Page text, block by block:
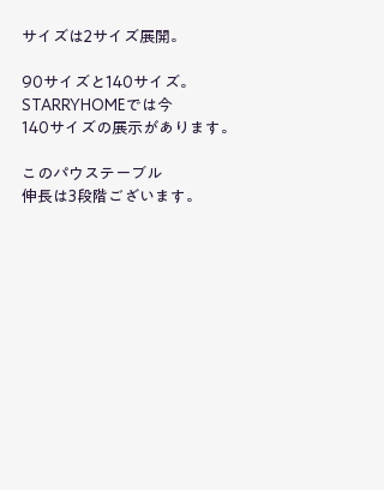
サイズは2サイズ展開。
90サイズと140サイズ。
STARRYHOMEでは今
140サイズの展示があります。
このパウステーブル
伸長は3段階ございます。